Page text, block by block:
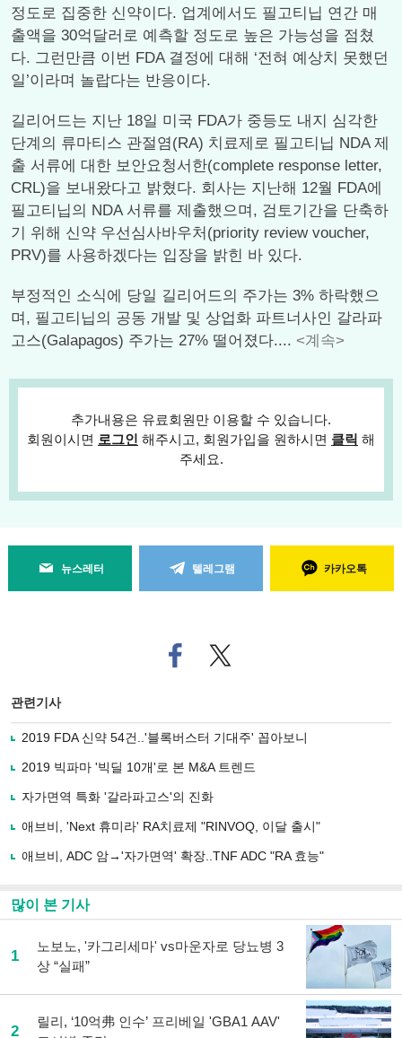
정도로 집중한 신약이다. 업계에서도 필고티닙 연간 매
출액을 30억달러로 예측할 정도로 높은 가능성을 점쳤
다. 그런만큼 이번 FDA 결정에 대해 ‘전혀 예상치 못했던
일’이라며 놀랍다는 반응이다.
길리어드는 지난 18일 미국 FDA가 중등도 내지 심각한
단계의 류마티스 관절염(RA) 치료제로 필고티닙 NDA 제
출 서류에 대한 보안요청서한(complete response letter,
CRL)을 보내왔다고 밝혔다. 회사는 지난해 12월 FDA에
필고티닙의 NDA 서류를 제출했으며, 검토기간을 단축하
기 위해 신약 우선심사바우처(priority review voucher,
PRV)를 사용하겠다는 입장을 밝힌 바 있다.
부정적인 소식에 당일 길리어드의 주가는 3% 하락했으
며, 필고티닙의 공동 개발 및 상업화 파트너사인 갈라파
고스(Galapagos) 주가는 27% 떨어졌다.... <계속>
추가내용은 유료회원만 이용할 수 있습니다.
회원이시면 로그인 해주시고, 회원가입을 원하시면 클릭 해
주세요.
뉴스레터 텔레그램 카카오톡
페
이
로
기
사
유
기
트위
터로
관련기사
2019 FDA 신약 54건..'블록버스터 기대주' 꼽아보니
2019 빅파마 '빅딜 10개'로 본 M&A 트렌드
자가면역 특화 '갈라파고스'의 진화
애브비, 'Next 휴미라' RA치료제 "RINVOQ, 이달 출시"
애브비, ADC 암→'자가면역' 확장..TNF ADC "RA 효능"
많이 본 기사
1
노보노, '카그리세마' vs마운자로 당뇨병 3
상 “실패”
2
릴리, ‘10억弗 인수’ 프리베일 'GBA1 AAV'